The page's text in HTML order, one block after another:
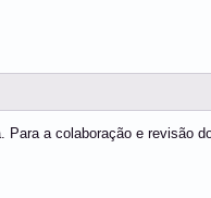
a colaboração e revisão